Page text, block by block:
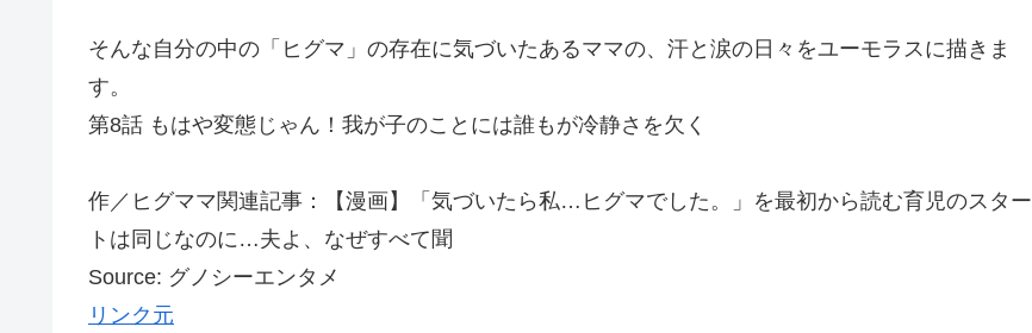
そんな自分の中の「ヒグマ」の存在に気づいたあるママの、汗と涙の日々をユーモラスに描きま
す。
第8話 もはや変態じゃん！我が子のことには誰もが冷静さを欠く
作／ヒグママ関連記事：【漫画】「気づいたら私…ヒグマでした。」を最初から読む育児のスター
トは同じなのに…夫よ、なぜすべて聞
Source: グノシーエンタメ
リンク元